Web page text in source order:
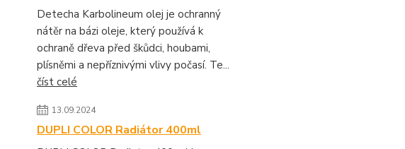
Detecha Karbolineum olej je ochranný
nátěr na bázi oleje, který používá k
ochraně dřeva před škůdci, houbami,
plísněmi a nepříznivými vlivy počasí. Te...
číst celé
13.09.2024
DUPLI COLOR Radiátor 400ml